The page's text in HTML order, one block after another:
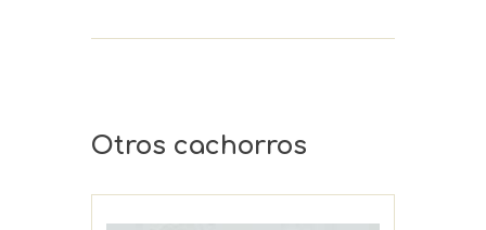
Otros cachorros